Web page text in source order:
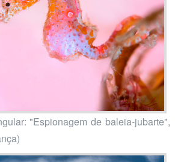
"Espionagem de baleia-jubarte",